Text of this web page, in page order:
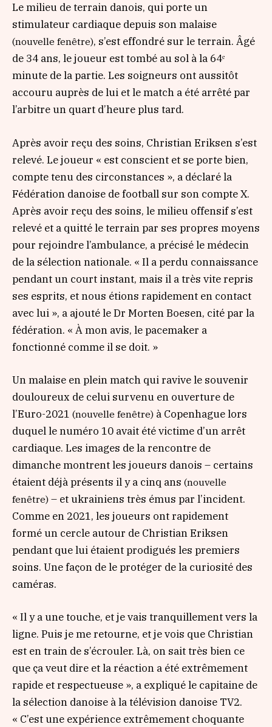
Le milieu de terrain danois, qui porte un
stimulateur cardiaque depuis son malaise
(nouvelle fenêtre), s’est effondré sur le terrain. Âgé
de 34 ans, le joueur est tombé au sol à la 64ᵉ
minute de la partie. Les soigneurs ont aussitôt
accouru auprès de lui et le match a été arrêté par
l’arbitre un quart d’heure plus tard.
Après avoir reçu des soins, Christian Eriksen s’est
relevé. Le joueur « est conscient et se porte bien,
compte tenu des circonstances », a déclaré la
Fédération danoise de football sur son compte X.
Après avoir reçu des soins, le milieu offensif s’est
relevé et a quitté le terrain par ses propres moyens
pour rejoindre l’ambulance, a précisé le médecin
de la sélection nationale. « Il a perdu connaissance
pendant un court instant, mais il a très vite repris
ses esprits, et nous étions rapidement en contact
avec lui », a ajouté le Dr Morten Boesen, cité par la
fédération. « À mon avis, le pacemaker a
fonctionné comme il se doit. »
Un malaise en plein match qui ravive le souvenir
douloureux de celui survenu en ouverture de
l’Euro-2021 (nouvelle fenêtre) à Copenhague lors
duquel le numéro 10 avait été victime d’un arrêt
cardiaque. Les images de la rencontre de
dimanche montrent les joueurs danois – certains
étaient déjà présents il y a cinq ans (nouvelle
fenêtre) – et ukrainiens très émus par l’incident.
Comme en 2021, les joueurs ont rapidement
formé un cercle autour de Christian Eriksen
pendant que lui étaient prodigués les premiers
soins. Une façon de le protéger de la curiosité des
caméras.
« Il y a une touche, et je vais tranquillement vers la
ligne. Puis je me retourne, et je vois que Christian
est en train de s’écrouler. Là, on sait très bien ce
que ça veut dire et la réaction a été extrêmement
rapide et respectueuse », a expliqué le capitaine de
la sélection danoise à la télévision danoise TV2.
« C’est une expérience extrêmement choquante